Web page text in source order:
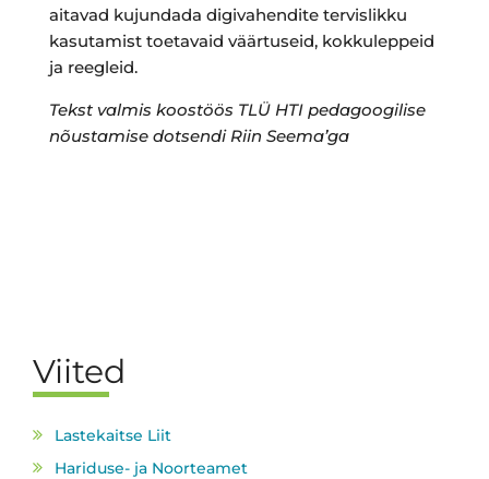
aitavad kujundada digivahendite tervislikku
kasutamist toetavaid väärtuseid, kokkuleppeid
ja reegleid.
Tekst valmis koostöös TLÜ HTI pedagoogilise
nõustamise dotsendi Riin Seema’ga
Viited
Lastekaitse Liit
Hariduse- ja Noorteamet